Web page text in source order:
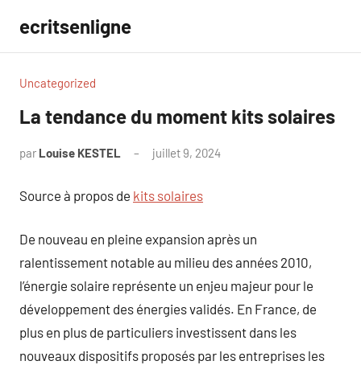
contenu
ecritsenligne
Uncategorized
La tendance du moment kits solaires
par Louise KESTEL juillet 9, 2024
Source à propos de kits solaires
De nouveau en pleine expansion après un
ralentissement notable au milieu des années 2010,
l’énergie solaire représente un enjeu majeur pour le
développement des énergies validés. En France, de
plus en plus de particuliers investissent dans les
nouveaux dispositifs proposés par les entreprises les